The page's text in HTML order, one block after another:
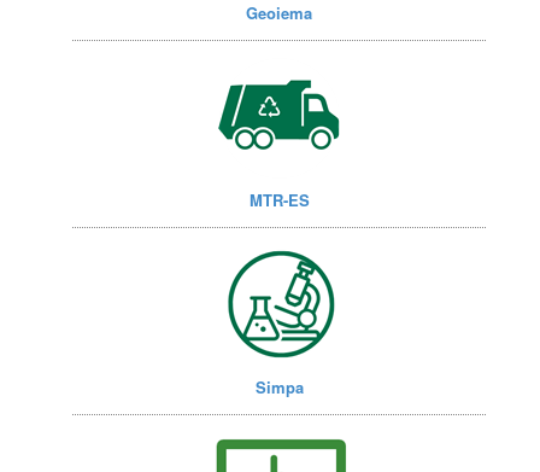
Geoiema
MTR-ES
Simpa